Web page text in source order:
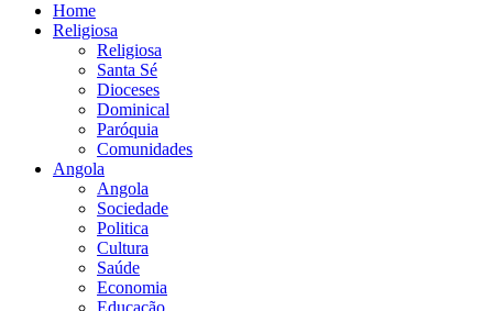
Home
Religiosa
Religiosa
Santa Sé
Dioceses
Dominical
Paróquia
Comunidades
Angola
Angola
Sociedade
Politica
Cultura
Saúde
Economia
Educação